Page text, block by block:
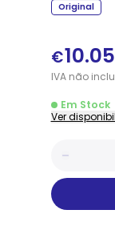
Original
€10.05
IVAnão
Em Stock
Ver